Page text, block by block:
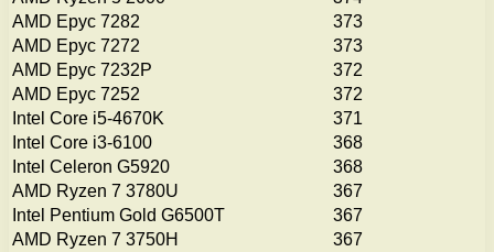
AMD Epyc 7282
373
AMD Epyc 7272
373
AMD Epyc 7232P
372
AMD Epyc 7252
372
Intel Core i5-4670K
371
Intel Core i3-6100
368
Intel Celeron G5920
368
AMD Ryzen 7 3780U
367
Intel Pentium Gold G6500T
367
AMD Ryzen 7 3750H
367